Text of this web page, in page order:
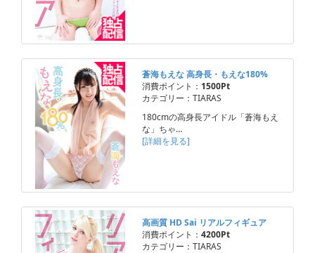
蒼海もえな 高身長・もえな180%
消費ポイント： 1500Pt
カテゴリー：TIARAS
180cmの高身長アイドル「蒼海もえ
な」ちゃ…
[詳細を見る]
高画質 HD Sai リアルフィギュア
消費ポイント： 4200Pt
カテゴリー：TIARAS